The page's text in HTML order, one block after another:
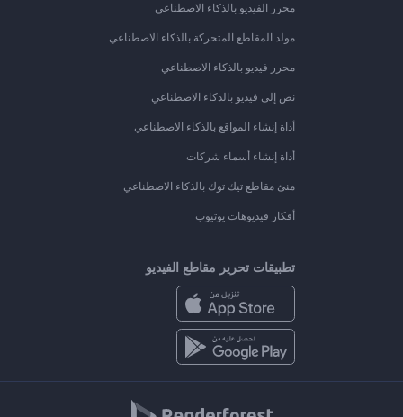
محرر الفيديو بالذكاء الاصطناعي
مولد المقاطع المتحركة بالذكاء الاصطناعي
محرر فيديو بالذكاء الاصطناعي
نص إلى فيديو بالذكاء الاصطناعي
أداة إنشاء المواقع بالذكاء الاصطناعي
أداة إنشاء أسماء شركات
منئ مقاطع تيك توك بالذكاء الاصطناعي
أفكار فيديوهات يوتيوب
تطبيقات تحرير مقاطع الفيديو